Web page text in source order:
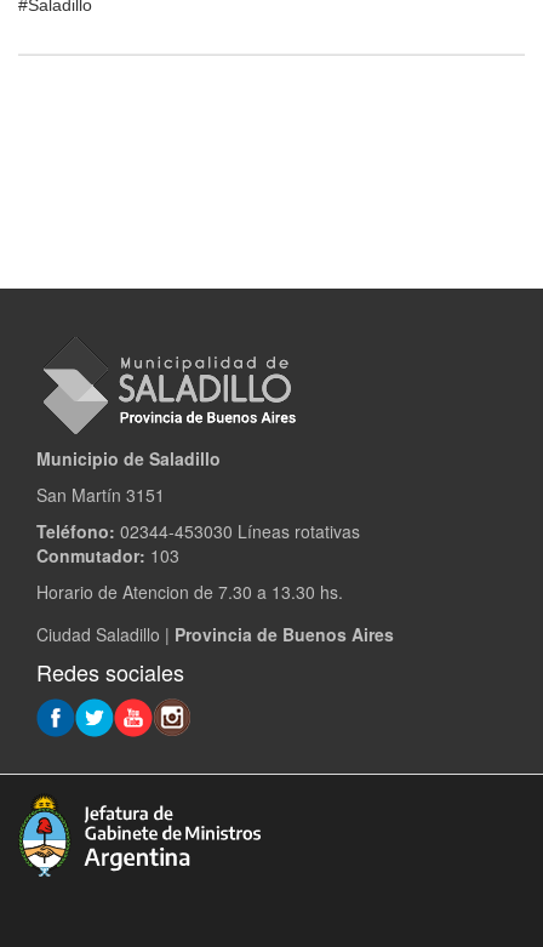
#Saladillo
Municipio de Saladillo
San Martín 3151
Teléfono: 02344-453030 Líneas rotativas
Conmutador: 103
Horario de Atencion de 7.30 a 13.30 hs.
Ciudad Saladillo | Provincia de Buenos Aires
Redes sociales